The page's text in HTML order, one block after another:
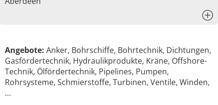
Angebote: Anker, Bohrschiffe, Bohrtechnik, Dichtungen,
Gasfördertechnik, Hydraulikprodukte, Kräne, Offshore-
Technik, Ölfördertechnik, Pipelines, Pumpen,
Rohrsysteme, Schmierstoffe, Turbinen, Ventile, Winden,
…